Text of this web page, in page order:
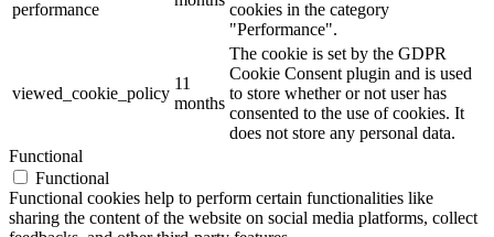
performance
cookies in the category
"Performance".
viewed_cookie_policy
11
months
The cookie is set by the GDPR
Cookie Consent plugin and is used
to store whether or not user has
consented to the use of cookies. It
does not store any personal data.
Functional
Functional
Functional cookies help to perform certain functionalities like
sharing the content of the website on social media platforms, collect